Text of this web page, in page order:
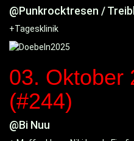
@Punkrocktresen /
+Tagesklinik
03. Oktober
(#244)
@Bi Nuu